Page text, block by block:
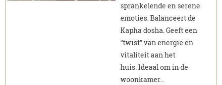
sprankelende en serene
emoties. Balanceert de
Kapha dosha. Geeft een
“twist” van energie en
vitaliteit aan het
huis. Ideaal om in de
woonkamer...